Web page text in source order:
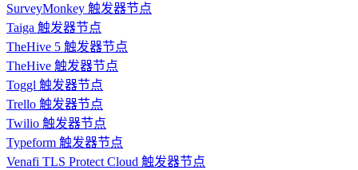
SurveyMonkey 触发器节点
Taiga 触发器节点
TheHive 5 触发器节点
TheHive 触发器节点
Toggl 触发器节点
Trello 触发器节点
Twilio 触发器节点
Typeform 触发器节点
Venafi TLS Protect Cloud 触发器节点